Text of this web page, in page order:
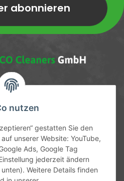
nutzen
gestatten Sie den
unserer Website: YouTube,
Ads, Google Tag
jederzeit ändern
Weitere Details finden
abonnieren
17:00 Uhr
11-13